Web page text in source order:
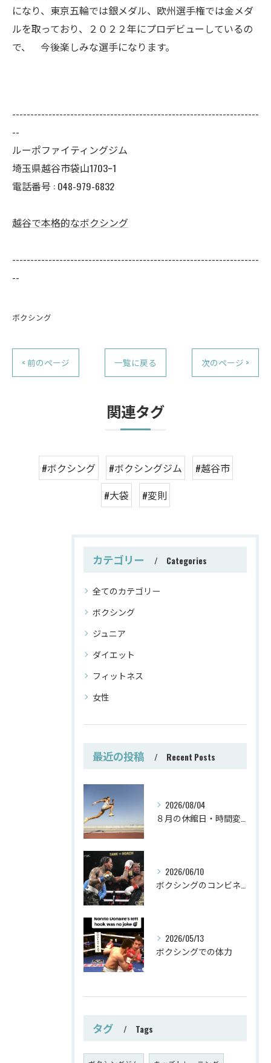
になり、東京五輪では銀メダル、欧州選手権では金メダ
ルを取っており、２０２２年にプロデビューしているの
で、 今後楽しみな選手になります。
--------------------------------------------------------------------
--
ルーポファイティングジム
埼玉県越谷市袋山1703ｰ1
電話番号 : 048-979-6832
越谷で本格的なボクシング
--------------------------------------------------------------------
--
ボクシング
< 前のページ 一覧に戻る 次のページ >
関連タグ
#ボクシング #ボクシングジム
#越谷市
#大袋
#変則
カテゴリー Categories
全てのカテゴリー
ボクシング
ジュニア
ダイエット
フィットネス
女性
最近の投稿 Recent Posts
2026/08/04
2026/06/10
2026/05/13
ボクシングでの体力
タグ Tags